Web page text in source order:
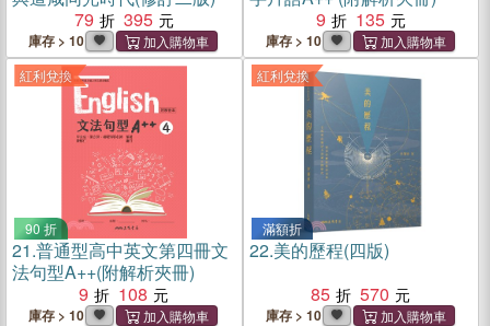
79
395
庫存 > 10
9
135
庫存 > 10
紅利兌換
90 折
21.普通型高中英文第四冊文
法句型A++(附解析夾冊)
9
108
庫存 > 10
紅利兌換
滿額折
22.美的歷程(四版)
85
570
庫存 > 10